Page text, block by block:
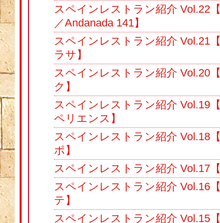
スペインレストラン紹介 Vol.22
／Andanada 141】
スペインレストラン紹介 Vol.21
ラサ】
スペインレストラン紹介 Vol.20
ク】
スペインレストラン紹介 Vol.19
ペリエンス】
スペインレストラン紹介 Vol.18
ポ】
スペインレストラン紹介 Vol.17
スペインレストラン紹介 Vol.16
テ】
スペインレストラン紹介 Vol.15